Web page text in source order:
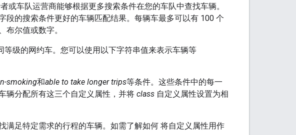
或车队运营商能够根据更多搜索条件在您的车队中查找车辆。
段的搜索条件更好的车辆匹配结果。每辆车最多可以有 100 个
布尔值或数字。
等级的网约车。您可以使用以下字符串值来表示车辆等
smoking和able to take longer trips等条件。这些条件中的每一
辆分配所有这三个自定义属性，并将 class 自定义属性设置为相
满足特定需求的行程的车辆。如需了解如何 将自定义属性用作